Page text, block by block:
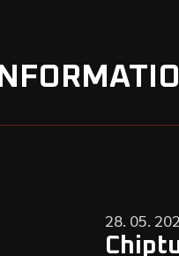
28. 05.